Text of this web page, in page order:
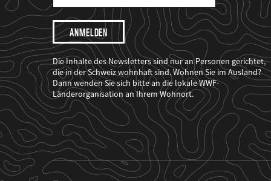
Mail
Adresse
Ich
möchte,
dass
der
WWF
mich
über
seine
Projekte
informiert.
Die Inhalte des Newsletters sind nur an Personen gerichtet,
die in der Schweiz wohnhaft sind. Wohnen Sie im Ausland?
Dann wenden Sie sich bitte an die lokale WWF-
Länderorganisation an Ihrem Wohnort.